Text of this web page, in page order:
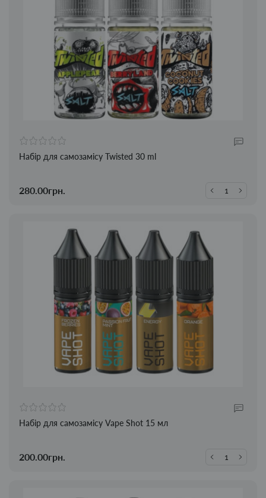
Набір для самозамісу Twisted 30 ml
280.00грн.
Набір для самозамісу Vape Shot 15 мл
200.00грн.